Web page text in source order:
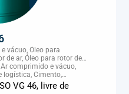
vácuo, Óleo para
de ar, Óleo para rotor de
e compressores
comprimido e vácuo,
logística, Cimento,
Eletroeletrônica, Embalagens
e cosmética,
VG 46, livre de